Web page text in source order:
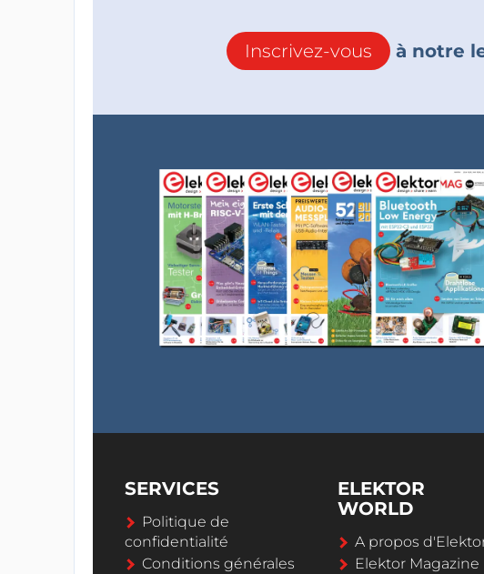
Inscrivez-vous à notre
SERVICES
Politique de
confidentialité
Conditions générales
ELEKTOR
WORLD
A propos
Elektor Magazine